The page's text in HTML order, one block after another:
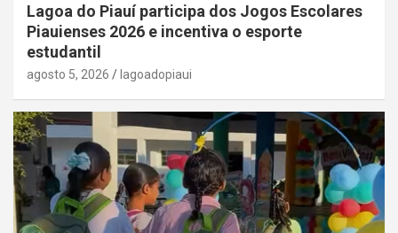
Lagoa do Piauí participa dos Jogos Escolares
Piauienses 2026 e incentiva o esporte
estudantil
agosto 5, 2026 lagoadopiaui